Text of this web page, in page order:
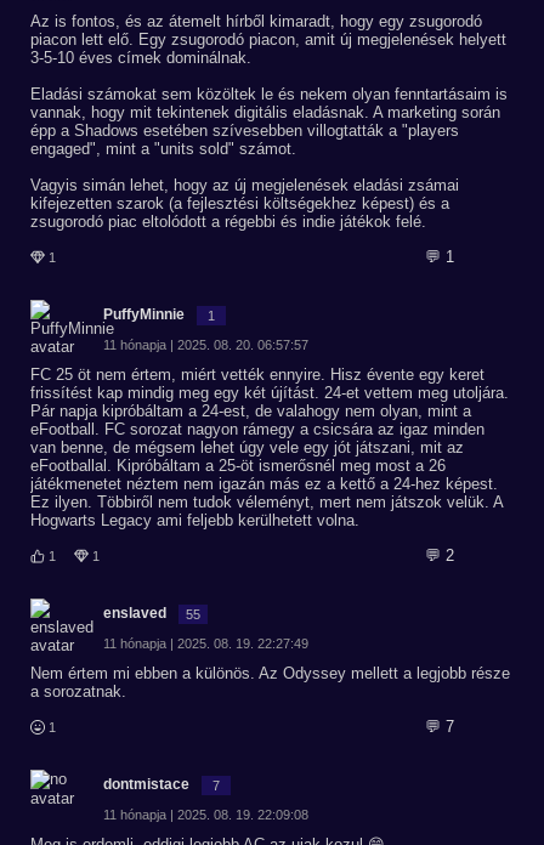
Az is fontos, és az átemelt hírből kimaradt, hogy egy zsugorodó
piacon lett elő. Egy zsugorodó piacon, amit új megjelenések helyett
3-5-10 éves címek dominálnak.
Eladási számokat sem közöltek le és nekem olyan fenntartásaim is
vannak, hogy mit tekintenek digitális eladásnak. A marketing során
épp a Shadows esetében szívesebben villogtatták a "players
engaged", mint a "units sold" számot.
Vagyis simán lehet, hogy az új megjelenések eladási zsámai
kifejezetten szarok (a fejlesztési költségekhez képest) és a
zsugorodó piac eltolódott a régebbi és indie játékok felé.
1 💬 1
PuffyMinnie 1
11 hónapja | 2025. 08. 20. 06:57:57
FC 25 öt nem értem, miért vették ennyire. Hisz évente egy keret
frissítést kap mindig meg egy két újítást. 24-et vettem meg utoljára.
Pár napja kipróbáltam a 24-est, de valahogy nem olyan, mint a
eFootball. FC sorozat nagyon rámegy a csicsára az igaz minden
van benne, de mégsem lehet úgy vele egy jót játszani, mit az
eFootballal. Kipróbáltam a 25-öt ismerősnél meg most a 26
játékmenetet néztem nem igazán más ez a kettő a 24-hez képest.
Ez ilyen. Többiről nem tudok véleményt, mert nem játszok velük. A
Hogwarts Legacy ami feljebb kerülhetett volna.
1 1 💬 2
enslaved 55
11 hónapja | 2025. 08. 19. 22:27:49
Nem értem mi ebben a különös. Az Odyssey mellett a legjobb része
a sorozatnak.
1 💬 7
dontmistace 7
11 hónapja | 2025. 08. 19. 22:09:08